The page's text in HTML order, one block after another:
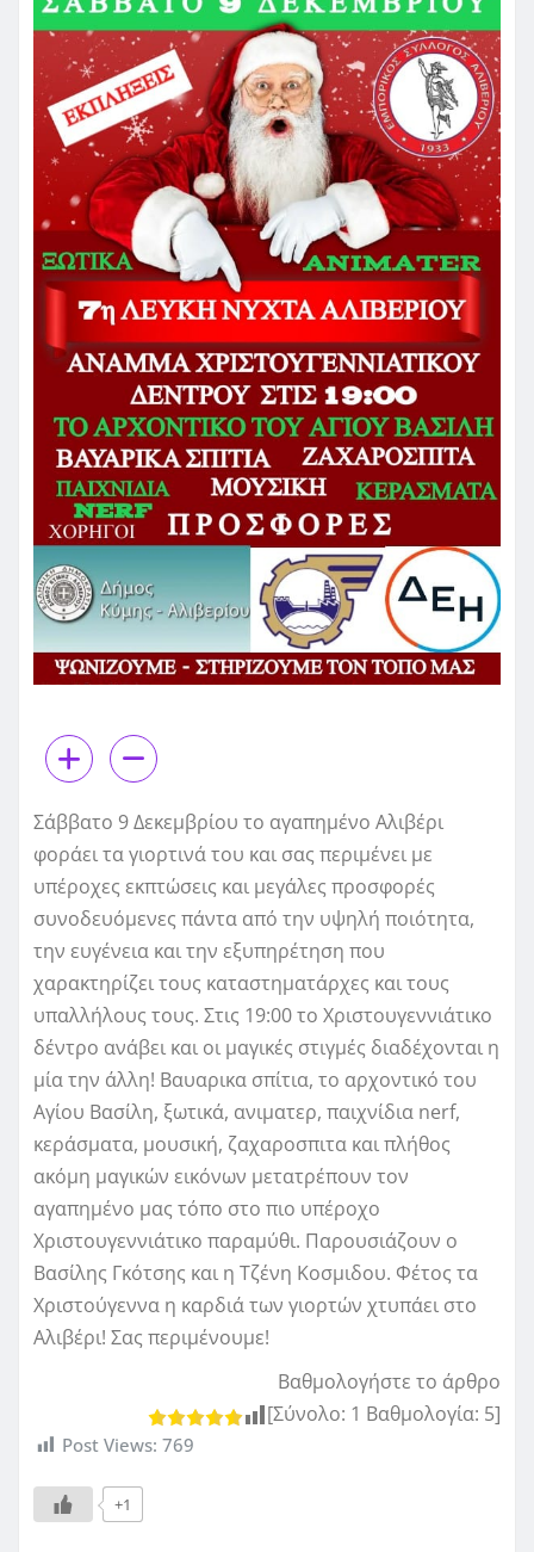
Σάββατο 9 Δεκεμβρίου το αγαπημένο Αλιβέρι
φοράει τα γιορτινά του και σας περιμένει με
υπέροχες εκπτώσεις και μεγάλες προσφορές
συνοδευόμενες πάντα από την υψηλή ποιότητα,
την ευγένεια και την εξυπηρέτηση που
χαρακτηρίζει τους καταστηματάρχες και τους
υπαλλήλους τους. Στις 19:00 το Χριστουγεννιάτικο
δέντρο ανάβει και οι μαγικές στιγμές διαδέχονται η
μία την άλλη! Βαυαρικα σπίτια, το αρχοντικό του
Αγίου Βασίλη, ξωτικά, ανιματερ, παιχνίδια nerf,
κεράσματα, μουσική, ζαχαροσπιτα και πλήθος
ακόμη μαγικών εικόνων μετατρέπουν τον
αγαπημένο μας τόπο στο πιο υπέροχο
Χριστουγεννιάτικο παραμύθι. Παρουσιάζουν ο
Βασίλης Γκότσης και η Τζένη Κοσμιδου. Φέτος τα
Χριστούγεννα η καρδιά των γιορτών χτυπάει στο
Αλιβέρι! Σας περιμένουμε!
Βαθμολογήστε το άρθρο
[Σύνολο: 1 Βαθμολογία: 5]
Post Views: 769
+1